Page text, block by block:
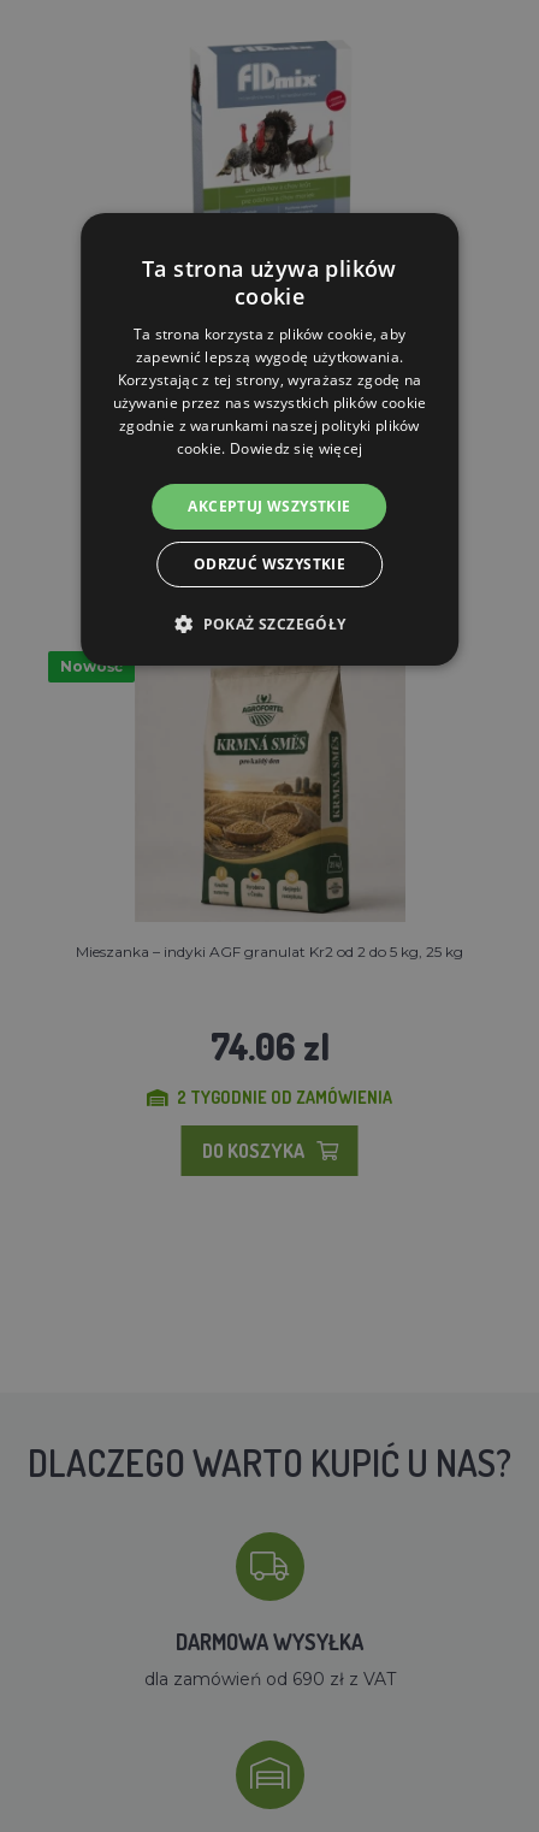
FIDmix dla indyków 1kg,10kg
Od 13.96 zl
DO KOSZYKA
Nowość
Mieszanka – indyki AGF granulat Kr2 od 2 do 5 kg, 25 kg
74.06 zl
2 TYGODNIE OD ZAMÓWIENIA
DO KOSZYKA
DLACZEGO WARTO KUPIĆ U NAS?
DARMOWA WYSYŁKA
dla zamówień od 690 zł z VAT
Ta strona używa plików
cookie
Ta strona korzysta z plików cookie, aby
zapewnić lepszą wygodę użytkowania.
Korzystając z tej strony, wyrażasz zgodę na
używanie przez nas wszystkich plików cookie
zgodnie z warunkami naszej polityki plików
cookie. Dowiedz się więcej
AKCEPTUJ WSZYSTKIE
ODRZUĆ WSZYSTKIE
POKAŻ SZCZEGÓŁY